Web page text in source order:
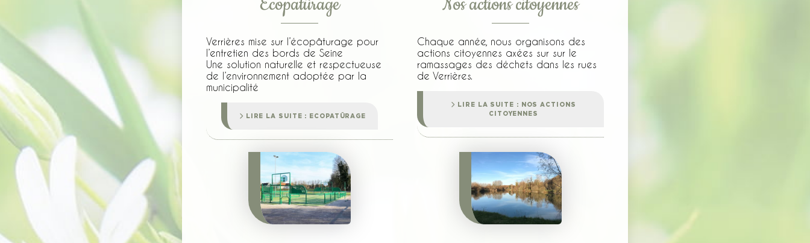
Ecopatûrage
Verrières mise sur l’écopâturage pour
l’entretien des bords de Seine
Une solution naturelle et respectueuse
de l’environnement adoptée par la
municipalité
LIRE LA SUITE : ECOPATÛRAGE
Nos actions citoyennes
Chaque année, nous organisons des
actions citoyennes axées sur sur le
ramassages des déchets dans les rues
de Verrières.
LIRE LA SUITE : NOS ACTIONS
CITOYENNES